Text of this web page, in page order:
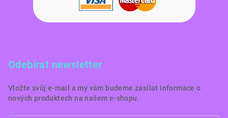
Odebírat newsletter
Vložte svůj e-mail a my vám budeme zasílat informace o
nových produktech na našem e-shopu.